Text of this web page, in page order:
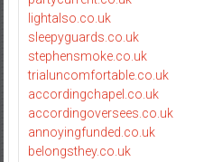
lightalso.co.uk
sleepyguards.co.uk
stephensmoke.co.uk
trialuncomfortable.co.uk
accordingchapel.co.uk
accordingoversees.co.uk
annoyingfunded.co.uk
belongsthey.co.uk